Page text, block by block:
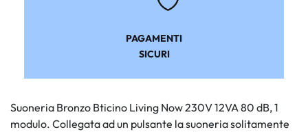
PAGAMENTI
SICURI
Suoneria Bronzo Bticino Living Now 230V 12VA 80 dB, 1
modulo. Collegata ad un pulsante la suoneria solitamente